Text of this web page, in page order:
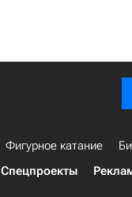
Фигурное катание
Спецпроекты